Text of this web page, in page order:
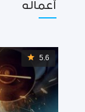
أعماله
5.6